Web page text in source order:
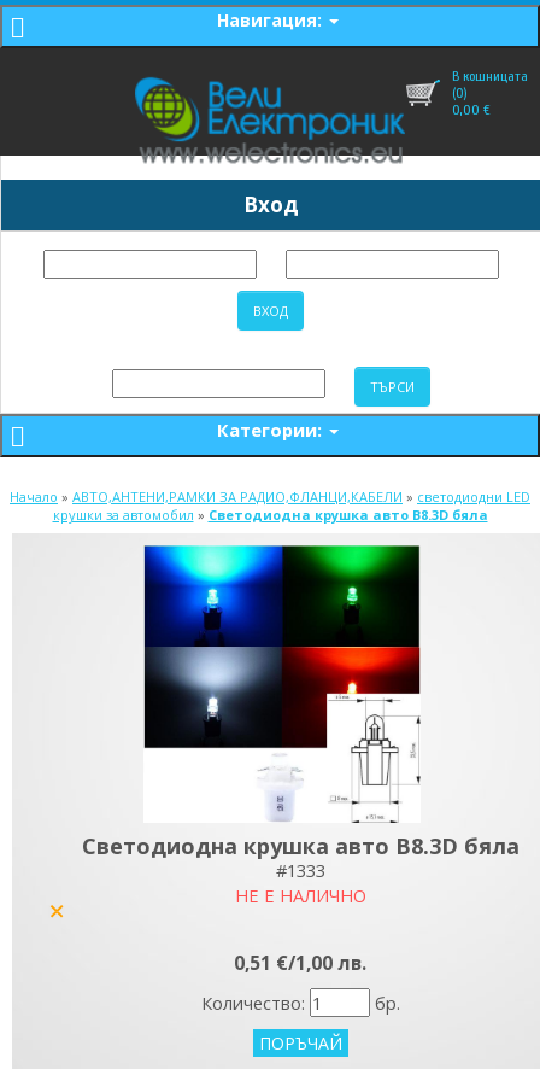
Навигация:
В кошницата
(0)
0,00 €
Вход
Категории:
Начало » АВТО,АНТЕНИ,РАМКИ ЗА РАДИО,ФЛАНЦИ,КАБЕЛИ » светодиодни LED
крушки за автомобил » Светодиодна крушка авто B8.3D бяла
Светодиодна крушка авто B8.3D бяла
#1333
НЕ Е НАЛИЧНО
0,51 €/1,00 лв.
Количество: бр.